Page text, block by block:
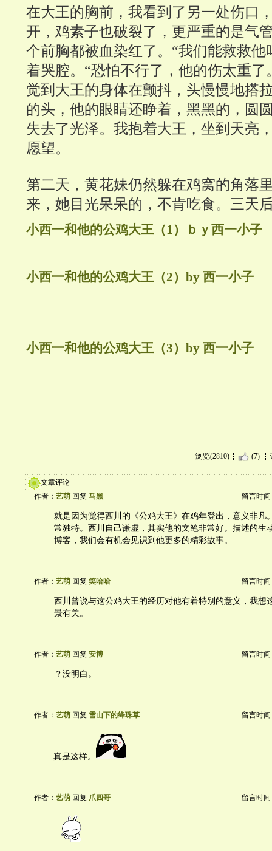
在大王的胸前，我看到了另一处伤口
开，鸡素子也破裂了，更严重的是气
个前胸都被血染红了。“我们能救救他
着哭腔。“恐怕不行了，他的伤太重了
觉到大王的身体在颤抖，头慢慢地搭
的头，他的眼睛还睁着，黑黑的，圆
失去了光泽。我抱着大王，坐到天亮
愿望。
第二天，黄花妹仍然躲在鸡窝的角落
来，她目光呆呆的，不肯吃食。三天
小西一和他的公鸡大王（1）ｂｙ西一小子
小西一和他的公鸡大王（2）by 西一小子
小西一和他的公鸡大王（3）by 西一小子
浏览(2810) (7)
文章评论
作者： 艺萌 回复 马黑 留言时间
就是因为觉得西川的《公鸡大王》在鸡年登出，意义非凡
常独特。西川自己谦虚，其实他的文笔非常好。描述的生
博客，我们会有机会见识到他更多的精彩故事。
作者： 艺萌 回复 笑哈哈 留言时间
西川曾说与这公鸡大王的经历对他有着特别的意义，我想
景有关。
作者： 艺萌 回复 安博 留言时间
？没明白。
作者： 艺萌 回复 雪山下的绛珠草 留言时间
真是这样。
作者： 艺萌 回复 爪四哥 留言时间